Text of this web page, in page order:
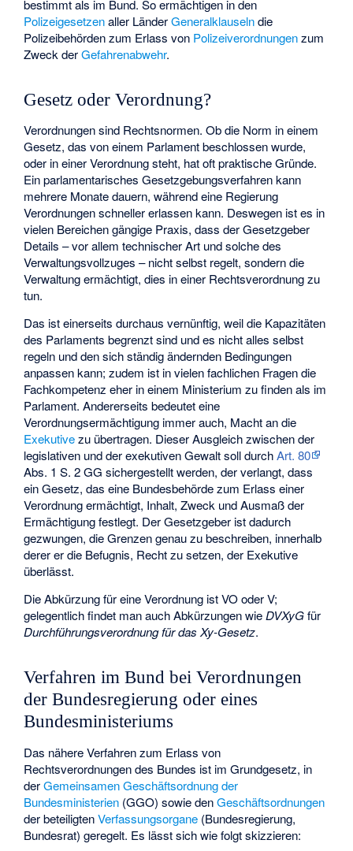
bestimmt als im Bund. So ermächtigen in den
Polizeigesetzenaller LänderGeneralklauselndie
Polizeibehörden zum Erlass von Polizeiverordnungenzum
Zweck derGefahrenabwehr.
Gesetz oder Verordnung?
Verordnungen sind Rechtsnormen. Ob die Norm in einem
Gesetz, das von einem Parlament beschlossen wurde,
oder in einer Verordnung steht, hat oft praktische Gründe.
Ein parlamentarisches Gesetzgebungsverfahren kann
mehrere Monate dauern, während eine Regierung
Verordnungen schneller erlassen kann. Deswegen ist es in
vielen Bereichen gängige Praxis, dass der Gesetzgeber
Details – vor allem technischer Art und solche des
Verwaltungsvollzuges – nicht selbst regelt, sondern die
Verwaltung ermächtigt, dies in einer Rechtsverordnung zu
tun.
Das ist einerseits durchaus vernünftig, weil die Kapazitäten
des Parlaments begrenzt sind und es nicht alles selbst
regeln und den sich ständig ändernden Bedingungen
anpassen kann; zudem ist in vielen fachlichen Fragen die
Fachkompetenz eher in einem Ministerium zu finden als im
Parlament. Andererseits bedeutet eine
Verordnungsermächtigung immer auch, Macht an die
Exekutivezu übertragen. Dieser Ausgleich zwischen der
legislativen und der exekutiven Gewalt soll durchArt. 80
Abs. 1 S. 2 GG sichergestellt werden, der verlangt, dass
ein Gesetz, das eine Bundesbehörde zum Erlass einer
Verordnung ermächtigt, Inhalt, Zweck und Ausmaß der
Ermächtigung festlegt. Der Gesetzgeber ist dadurch
gezwungen, die Grenzen genau zu beschreiben, innerhalb
derer er die Befugnis, Recht zu setzen, der Exekutive
überlässt.
Die Abkürzung für eine Verordnung ist VO oder V;
gelegentlich findet man auch Abkürzungen wieDVXyGfür
Durchführungsverordnung für das Xy-Gesetz.
Verfahren im Bund bei Verordnungen
der Bundesregierung oder eines
Bundesministeriums
Das nähere Verfahren zum Erlass von
Rechtsverordnungen des Bundes ist im Grundgesetz, in
derGemeinsamen Geschäftsordnung der
Bundesministerien (GGO) sowie denGeschäftsordnungen
der beteiligtenVerfassungsorgane (Bundesregierung,
Bundesrat) geregelt. Es lässt sich wie folgt skizzieren: